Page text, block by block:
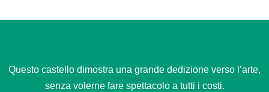
Questo castello dimostra una grande dedizione verso l’arte,
senza volerne fare spettacolo a tutti i costi.